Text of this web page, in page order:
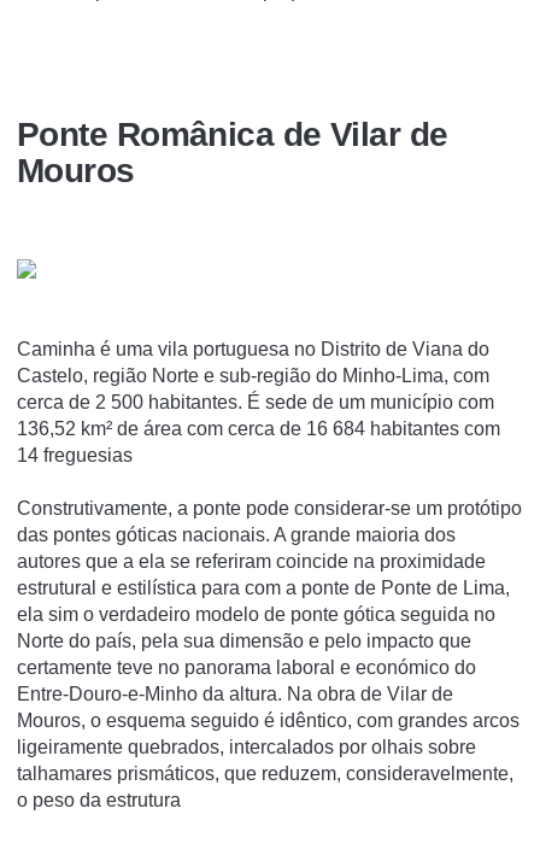
Ponte Românica de Vilar de
Mouros
Caminha é uma vila portuguesa no Distrito de Viana do
Castelo, região Norte e sub-região do Minho-Lima, com
cerca de 2 500 habitantes. É sede de um município com
136,52 km² de área com cerca de 16 684 habitantes com
14 freguesias
Construtivamente, a ponte pode considerar-se um protótipo
das pontes góticas nacionais. A grande maioria dos
autores que a ela se referiram coincide na proximidade
estrutural e estilística para com a ponte de Ponte de Lima,
ela sim o verdadeiro modelo de ponte gótica seguida no
Norte do país, pela sua dimensão e pelo impacto que
certamente teve no panorama laboral e económico do
Entre-Douro-e-Minho da altura. Na obra de Vilar de
Mouros, o esquema seguido é idêntico, com grandes arcos
ligeiramente quebrados, intercalados por olhais sobre
talhamares prismáticos, que reduzem, consideravelmente,
o peso da estrutura